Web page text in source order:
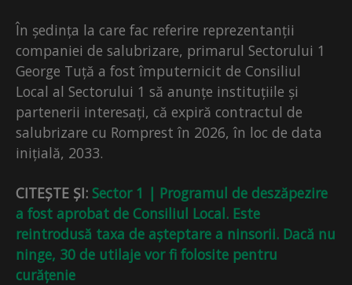
În ședința la care fac referire reprezentanții
companiei de salubrizare, primarul Sectorului 1
George Tuță a fost împuternicit de Consiliul
Local al Sectorului 1 să anunțe instituțiile și
partenerii interesați, că expiră contractul de
salubrizare cu Romprest în 2026, în loc de data
inițială, 2033.
CITEȘTE ȘI: Sector 1 | Programul de deszăpezire
a fost aprobat de Consiliul Local. Este
reintrodusă taxa de așteptare a ninsorii. Dacă nu
ninge, 30 de utilaje vor fi folosite pentru
curățenie